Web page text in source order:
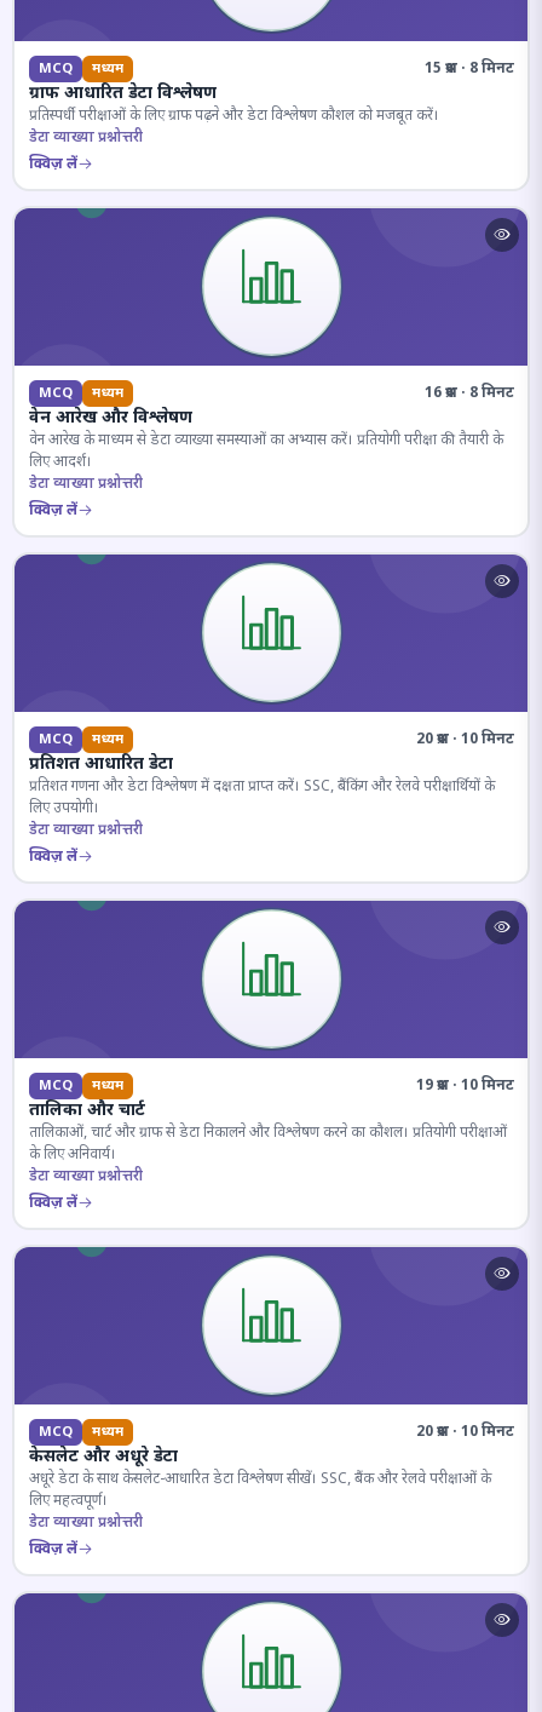
MCQ मध्यम 15 प्रश्न · 8 मिनट
ग्राफ आधारित डेटा विश्लेषण
प्रतिस्पर्धी परीक्षाओं के लिए ग्राफ पढ़ने और डेटा विश्लेषण कौशल को मजबूत करें।
डेटा व्याख्या प्रश्नोत्तरी
क्विज़ लें
MCQ मध्यम 16 प्रश्न · 8 मिनट
वेन आरेख और विश्लेषण
वेन आरेख के माध्यम से डेटा व्याख्या समस्याओं का अभ्यास करें। प्रतियोगी परीक्षा की तैयारी के
लिए आदर्श।
डेटा व्याख्या प्रश्नोत्तरी
क्विज़ लें
MCQ मध्यम 20 प्रश्न · 10 मिनट
प्रतिशत आधारित डेटा
प्रतिशत गणना और डेटा विश्लेषण में दक्षता प्राप्त करें। SSC, बैंकिंग और रेलवे परीक्षार्थियों के
लिए उपयोगी।
डेटा व्याख्या प्रश्नोत्तरी
क्विज़ लें
MCQ मध्यम 19 प्रश्न · 10 मिनट
तालिका और चार्ट
तालिकाओं, चार्ट और ग्राफ से डेटा निकालने और विश्लेषण करने का कौशल। प्रतियोगी परीक्षाओं
के लिए अनिवार्य।
डेटा व्याख्या प्रश्नोत्तरी
क्विज़ लें
MCQ मध्यम 20 प्रश्न · 10 मिनट
केसलेट और अधूरे डेटा
अधूरे डेटा के साथ केसलेट-आधारित डेटा विश्लेषण सीखें। SSC, बैंक और रेलवे परीक्षाओं के
लिए महत्वपूर्ण।
डेटा व्याख्या प्रश्नोत्तरी
क्विज़ लें